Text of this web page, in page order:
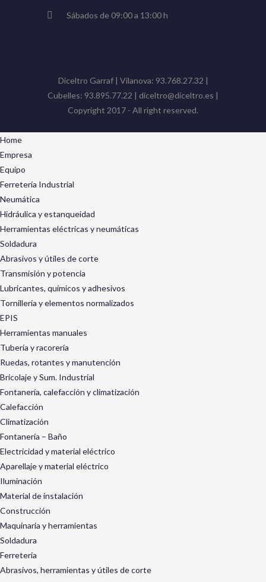
Sábados de 09:00 a 13:00 h
Diceltro Garraf | Vilanova: 93.768.27.32 |
Cubelles: 93.895.77.22 | diceltro@diceltro.es |
Copyright 2017 - All right reserved.
Home
Empresa
Equipo
Ferretería Industrial
Neumática
Hidráulica y estanqueidad
Herramientas eléctricas y neumáticas
Soldadura
Abrasivos y útiles de corte
Transmisión y potencia
Lubricantes, químicos y adhesivos
Tornillería y elementos normalizados
EPIS
Herramientas manuales
Tubería y racorería
Ruedas, rotantes y manutención
Bricolaje y Sum. Industrial
Fontanería, calefacción y climatización
Calefacción
Climatización
Fontanería – Baño
Electricidad y material eléctrico
Aparellaje y material eléctrico
Iluminación
Material de instalación
Construcción
Maquinaria y herramientas
Soldadura
Ferretería
Abrasivos, herramientas y útiles de corte